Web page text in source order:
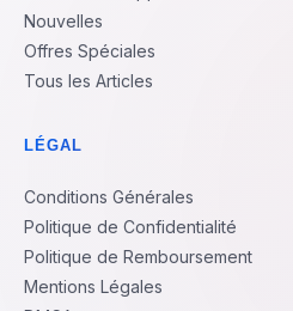
Nouvelles
Offres Spéciales
Tous les Articles
LÉGAL
Conditions Générales
Politique de Confidentialité
Politique de Remboursement
Mentions Légales